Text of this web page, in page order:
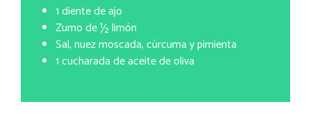
1 diente de ajo
Zumo de ½ limón
Sal, nuez moscada, cúrcuma y pimienta
1 cucharada de aceite de oliva